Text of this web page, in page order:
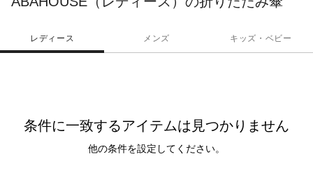
レディース メンズ キッズ・ベビー
条件に一致するアイテムは見つかりません
他の条件を設定してください。